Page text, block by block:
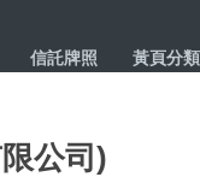
信託牌照 黃頁分類
公司)